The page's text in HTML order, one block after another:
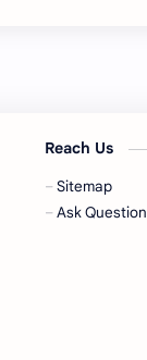
Reach Us
Sitemap
Ask Question